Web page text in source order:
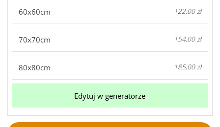
60x60cm 122,00 zł
70x70cm 154,00 zł
80x80cm 185,00 zł
Edytuj w generatorze